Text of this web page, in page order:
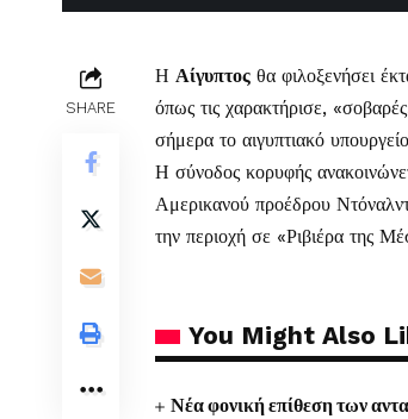
SHARE
Η Αίγυπτος θα φιλοξενήσει
όπως τις χαρακτήρισε,
σήμερα το αιγυπτιακό
Η σύνοδος κορυφής
Αμερικανού προέδρου
την περιοχή σε «Ριβιέρα της
You Might Also
Νέα φονική επίθεση των